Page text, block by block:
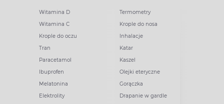
Witamina D
Witamina C
Krople do oczu
Tran
Paracetamol
Ibuprofen
Melatonina
Elektrolity
Termometry
Krople do nosa
Inhalacje
Katar
Kaszel
Olejki eteryczne
Gorączka
Drapanie w gardle